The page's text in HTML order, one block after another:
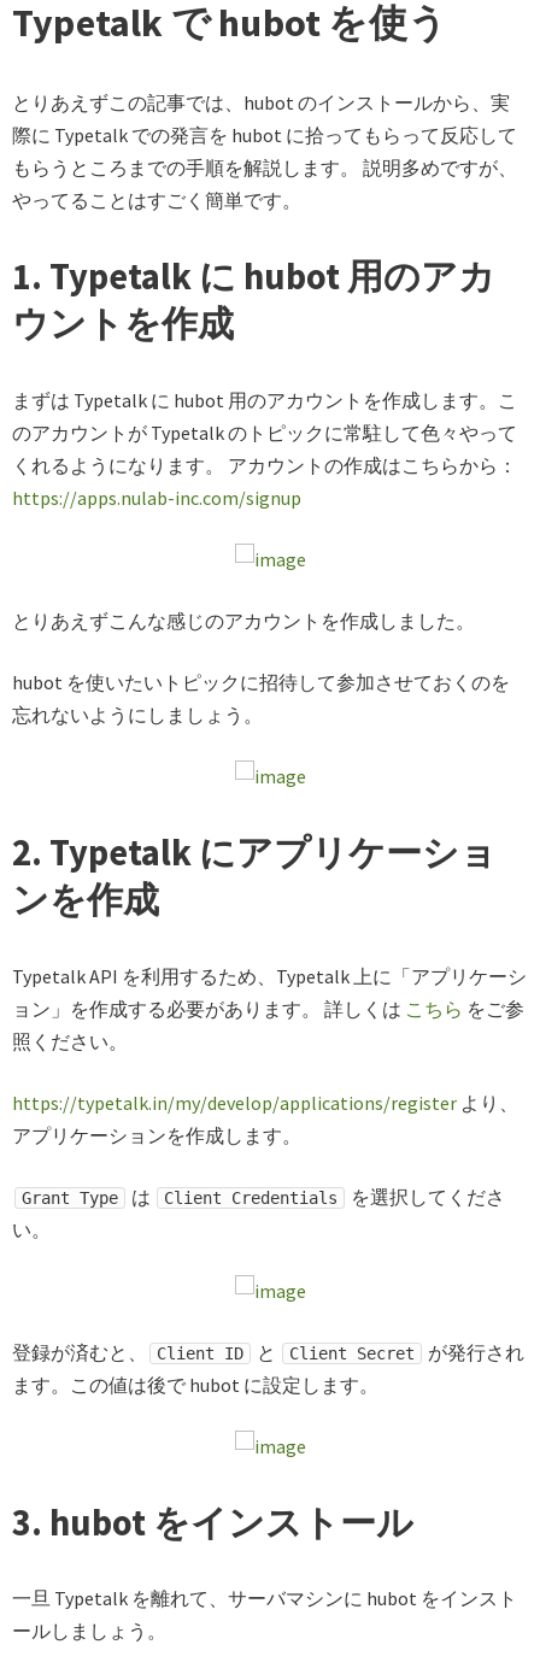
Typetalk で hubot を使う
とりあえずこの記事では、hubot のインストールから、実
際に Typetalk での発言を hubot に拾ってもらって反応して
もらうところまでの手順を解説します。 説明多めですが、
やってることはすごく簡単です。
1. Typetalk に hubot 用のアカ
ウントを作成
まずは Typetalk に hubot 用のアカウントを作成します。こ
のアカウントが Typetalk のトピックに常駐して色々やって
くれるようになります。 アカウントの作成はこちらから：
https://apps.nulab-inc.com/signup
とりあえずこんな感じのアカウントを作成しました。
hubot を使いたいトピックに招待して参加させておくのを
忘れないようにしましょう。
2. Typetalk にアプリケーショ
ンを作成
Typetalk API を利用するため、Typetalk 上に「アプリケーシ
ョン」を作成する必要があります。 詳しくは こちら をご参
照ください。
https://typetalk.in/my/develop/applications/register より、
アプリケーションを作成します。
Grant Type は Client Credentials
を選択してくださ
い。
登録が済むと、 Client ID と Client Secret
が発行され
ます。この値は後で hubot に設定します。
3. hubot をインストール
一旦 Typetalk を離れて、サーバマシンに hubot をインスト
ールしましょう。